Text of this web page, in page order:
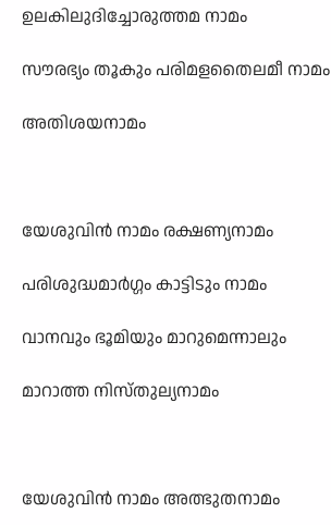
ഉലകിലുദിച്ചോരുത്തമ നാമം
സൗരഭ്യം തൂകും പരിമളതൈലമീ നാമം
അതിശയനാമം
യേശുവിൻ നാമം രക്ഷണ്യനാമം
പരിശുദ്ധമാർഗ്ഗം കാട്ടിടും നാമം
വാനവും ഭൂമിയും മാറുമെന്നാലും
മാറാത്ത നിസ്തുല്യനാമം
യേശുവിൻ നാമം അത്ഭുതനാമം